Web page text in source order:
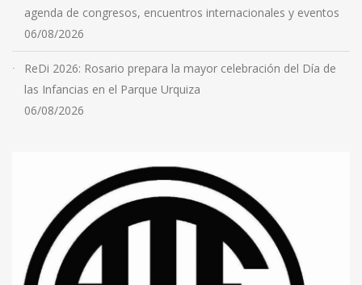
agenda de congresos, encuentros internacionales y eventos
06/08/2026
ReDi 2026: Rosario prepara la mayor celebración del Día de
las Infancias en el Parque Urquiza
06/08/2026